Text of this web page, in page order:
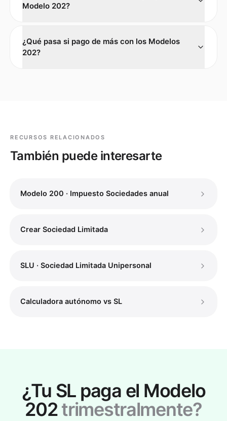
Modelo 202?
¿Qué pasa si pago de más con los Modelos
202?
RECURSOS RELACIONADOS
También puede interesarte
Modelo 200 · Impuesto Sociedades anual
Crear Sociedad Limitada
SLU · Sociedad Limitada Unipersonal
Calculadora autónomo vs SL
¿Tu SL paga el Modelo
202trimestralmente?